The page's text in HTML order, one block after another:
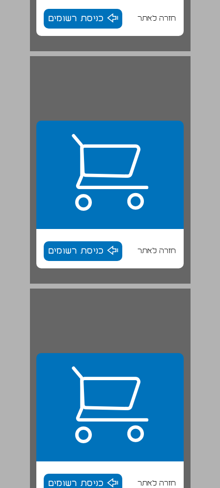
חזרה לאתר כניסת רשומים
חזרה לאתר כניסת רשומים
חזרה לאתר כניסת רשומים